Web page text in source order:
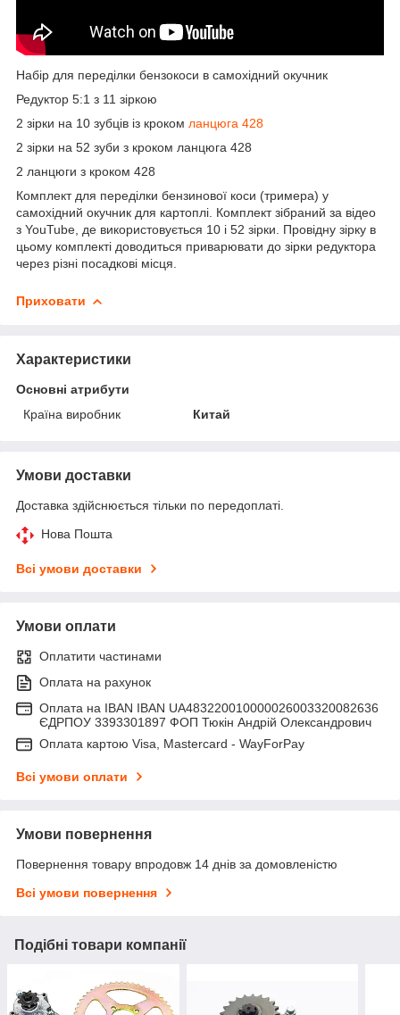
Набір для переділки бензокоси в самохідний окучник
Редуктор 5:1 з 11 зіркою
2 зірки на 10 зубців із кроком ланцюга 428
2 зірки на 52 зуби з кроком ланцюга 428
2 ланцюги з кроком 428
Комплект для переділки бензинової коси (тримера) у
самохідний окучник для картоплі. Комплект зібраний за відео
з YouTube, де використовується 10 і 52 зірки. Провідну зірку в
цьому комплекті доводиться приварювати до зірки редуктора
через різні посадкові місця.
Приховати
Характеристики
Основні атрибути
Країна виробник
Китай
Умови доставки
Доставка здійснюється тільки по передоплаті.
Нова Пошта
Всі умови доставки
Умови оплати
Оплатити частинами
Оплата на рахунок
Оплата на IBAN IBAN UA483220010000026003320082636
ЄДРПОУ 3393301897 ФОП Тюкін Андрій Олександрович
Оплата картою Visa, Mastercard - WayForPay
Всі умови оплати
Умови повернення
Повернення товару впродовж 14 днів за домовленістю
Всі умови повернення
Подібні товари компанії